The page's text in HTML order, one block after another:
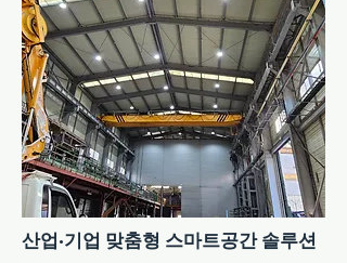
산업·기업 맞춤형 스마트공간 솔루션